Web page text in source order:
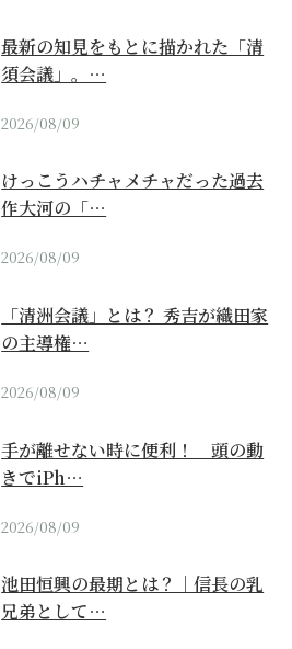
最新の知見をもとに描かれた「清
須会議」。…
2026/08/09
けっこうハチャメチャだった過去
作大河の「…
2026/08/09
「清洲会議」とは？ 秀吉が織田家
の主導権…
2026/08/09
手が離せない時に便利！ 頭の動
きでiPh…
2026/08/09
池田恒興の最期とは？｜信長の乳
兄弟として…